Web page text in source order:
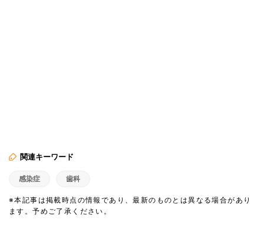
関連キーワード
感染症 歯科
※本記事は掲載時点の情報であり、最新のものとは異なる場合があり
ます。予めご了承ください。